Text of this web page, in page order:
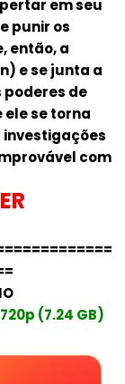
em seu
punir os
então, a
e se junta a
poderes de
se torna
com
720p (7.24 GB)